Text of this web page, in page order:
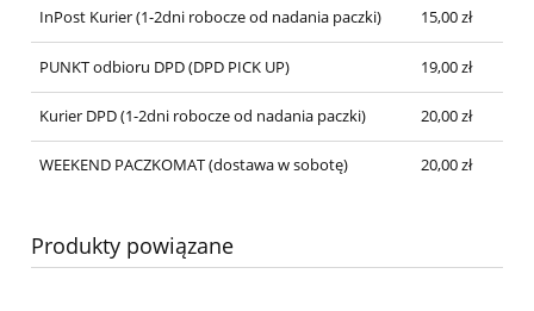
InPost Kurier (1-2dni robocze od nadania paczki) 15,00 zł
PUNKT odbioru DPD (DPD PICK UP) 19,00 zł
Kurier DPD (1-2dni robocze od nadania paczki) 20,00 zł
WEEKEND PACZKOMAT (dostawa w sobotę) 20,00 zł
Produkty powiązane